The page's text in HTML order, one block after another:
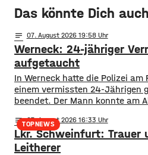
Das könnte Dich
notes 07. August 2026 19:58
Werneck: 24-jähriger
aufgetaucht
In Werneck hatte die Polizei
einem vermissten 24-Jährigen
beendet. Der Mann konnte am
gesorgt, da auch ein
um Werneck abgesucht hatte.
TOPNEWS
notes 07. August 2026 16:33
Lkr. Schweinfurt: Trauer
Leitherer